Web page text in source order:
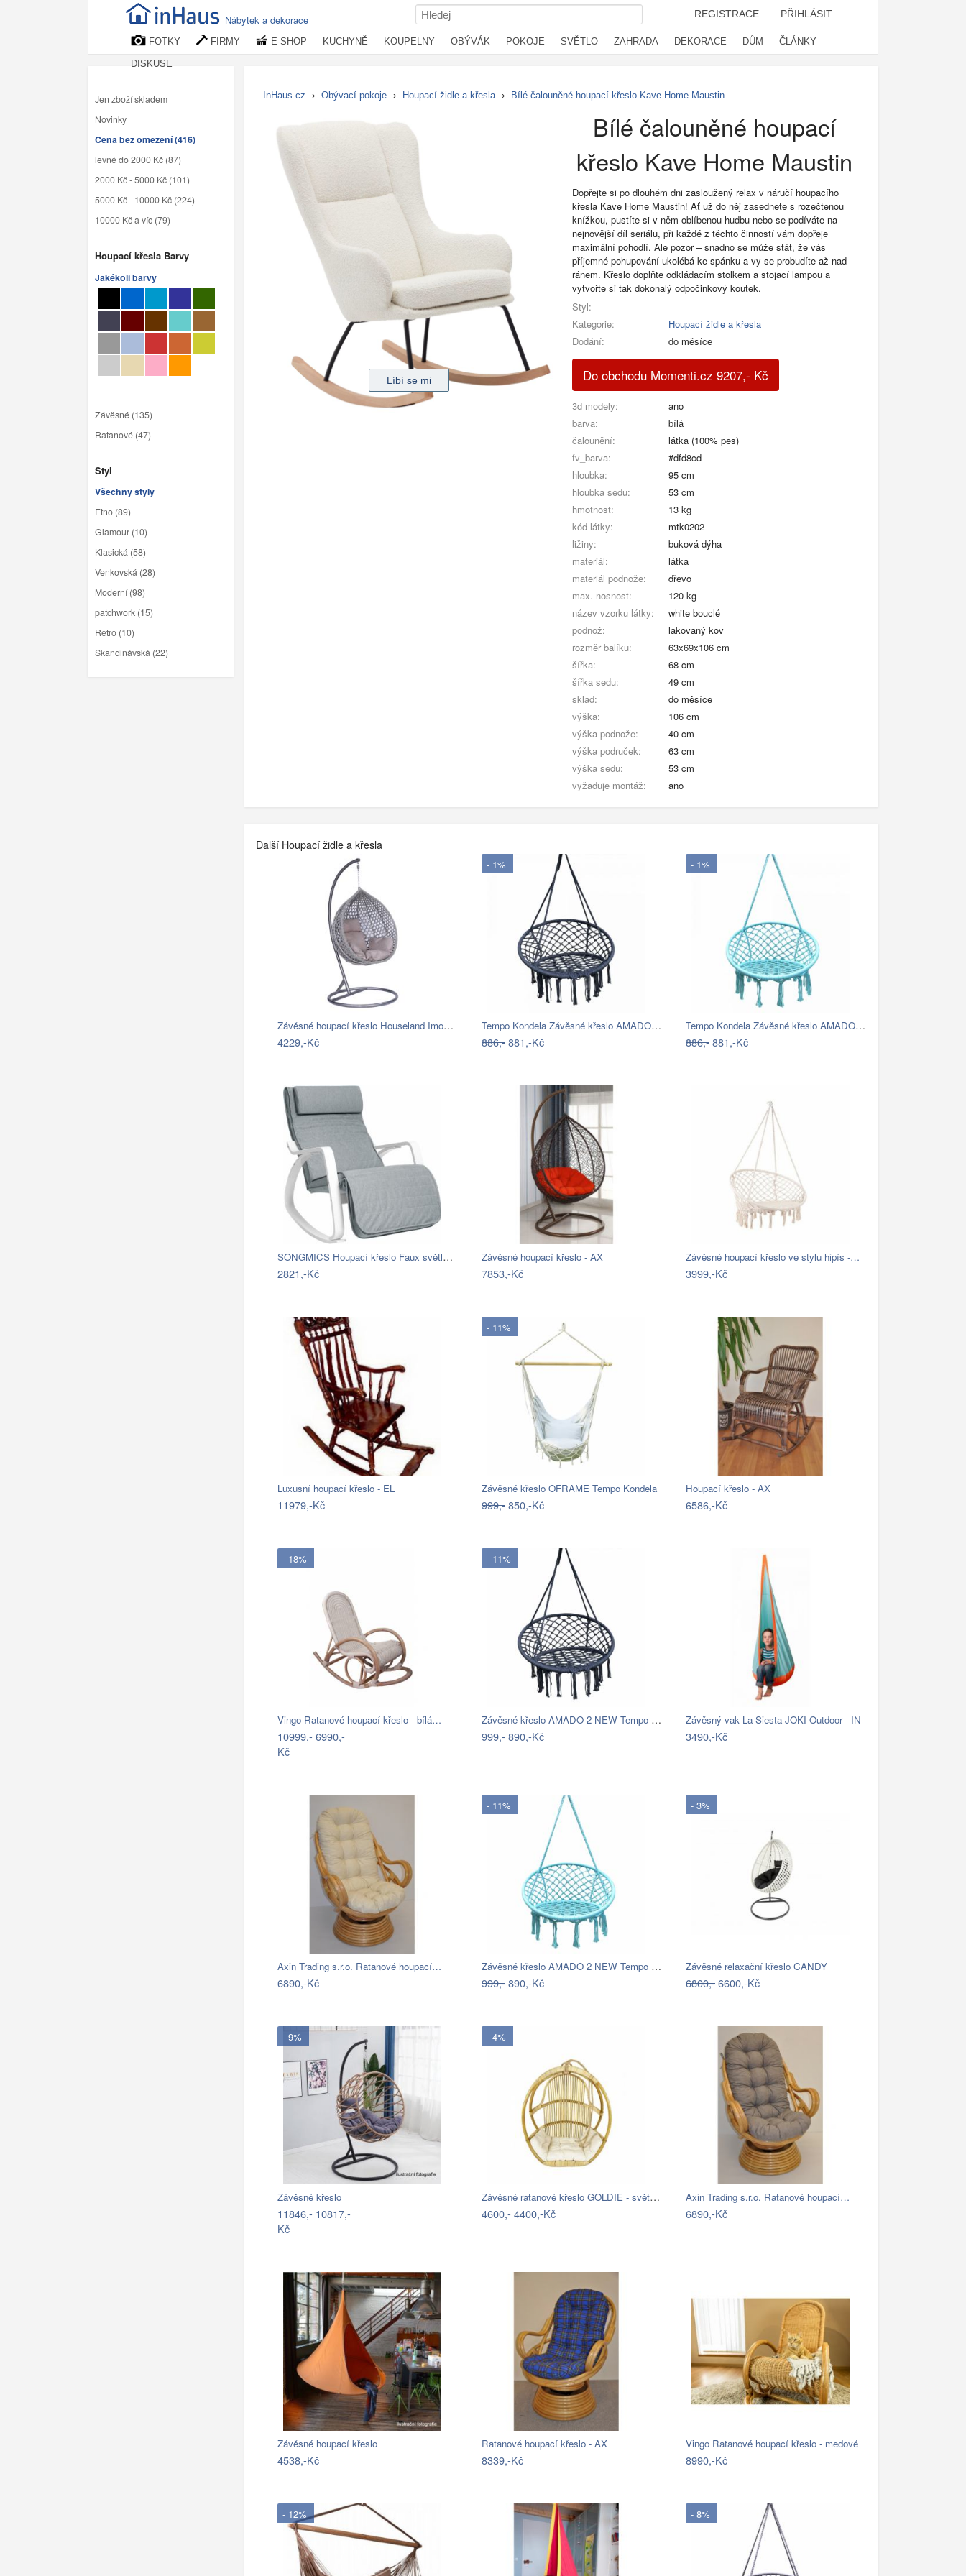
Nábytek a dekorace REGISTRACE PŘIHLÁSIT
FOTKY FIRMY E-SHOP KUCHYNĚ KOUPELNY OBÝVÁK POKOJE SVĚTLO ZAHRADA DEKORACE DŮM ČLÁNKY
DISKUSE
Jen zboží skladem
Novinky
Cena bez omezení (416)
levné do 2000 Kč (87)
2000 Kč - 5000 Kč (101)
5000 Kč - 10000 Kč (224)
10000 Kč a víc (79)
Houpací křesla Barvy
Jakékoli barvy
Závěsné (135)
Ratanové (47)
Styl
Všechny styly
Etno (89)
Glamour (10)
Klasická (58)
Venkovská (28)
Moderní (98)
patchwork (15)
Retro (10)
Skandinávská (22)
InHaus.cz › Obývací pokoje › Houpací židle a křesla › Bílé čalouněné houpací křeslo Kave Home Maustin
Bílé čalouněné houpací
křeslo Kave Home Maustin
Dopřejte si po dlouhém dni zasloužený relax v náručí houpacího
křesla Kave Home Maustin! Ať už do něj zasednete s rozečtenou
knížkou, pustíte si v něm oblíbenou hudbu nebo se podíváte na
nejnovější díl seriálu, při každé z těchto činností vám dopřeje
maximální pohodlí. Ale pozor – snadno se může stát, že vás
příjemné pohupování ukolébá ke spánku a vy se probudíte až nad
ránem. Křeslo doplňte odkládacím stolkem a stojací lampou a
vytvořte si tak dokonalý odpočinkový koutek.
Styl:
Kategorie:
Houpací židle a křesla
Dodání:
do měsíce
Do obchodu Momenti.cz 9207,- Kč
3d modely:
ano
barva:
bílá
čalounění:
látka (100% pes)
fv_barva:
#dfd8cd
hloubka:
95 cm
hloubka sedu:
53 cm
hmotnost:
13 kg
kód látky:
mtk0202
ližiny:
buková dýha
materiál:
látka
materiál podnože:
dřevo
max. nosnost:
120 kg
název vzorku látky:
white bouclé
podnož:
lakovaný kov
rozměr balíku:
63x69x106 cm
šířka:
68 cm
šířka sedu:
49 cm
sklad:
do měsíce
výška:
106 cm
výška podnože:
40 cm
výška područek:
63 cm
výška sedu:
53 cm
vyžaduje montáž:
ano
Další Houpací židle a křesla
Závěsné houpací křeslo Houseland Imogen…
4229,-Kč
- 1%
Tempo Kondela Závěsné křeslo AMADO 2…
886,-881,-Kč
- 1%
Tempo Kondela Závěsné křeslo AMADO 2…
886,-881,-Kč
SONGMICS Houpací křeslo Faux světle šedé
2821,-Kč
Závěsné houpací křeslo - AX
7853,-Kč
Závěsné houpací křeslo ve stylu hipís -…
3999,-Kč
Luxusní houpací křeslo - EL
11979,-Kč
- 11%
Závěsné křeslo OFRAME Tempo Kondela
999,-850,-Kč
Houpací křeslo - AX
6586,-Kč
- 18%
Vingo Ratanové houpací křeslo - bílá…
10999,-6990,-
Kč
- 11%
Závěsné křeslo AMADO 2 NEW Tempo Kondela
999,-890,-Kč
Závěsný vak La Siesta JOKI Outdoor - IN
3490,-Kč
Axin Trading s.r.o. Ratanové houpací…
6890,-Kč
- 11%
Závěsné křeslo AMADO 2 NEW Tempo Kondela
999,-890,-Kč
- 3%
Závěsné relaxační křeslo CANDY
6800,-6600,-Kč
- 9%
Závěsné křeslo
11846,- 10817,-
Kč
- 4%
Závěsné ratanové křeslo GOLDIE - světlý…
4600,-4400,-Kč
Axin Trading s.r.o. Ratanové houpací…
6890,-Kč
Závěsné houpací křeslo
4538,-Kč
Ratanové houpací křeslo - AX
8339,-Kč
Vingo Ratanové houpací křeslo - medové
8990,-Kč
- 12% - 8%